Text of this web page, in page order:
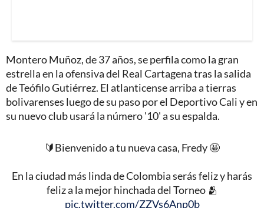
Montero Muñoz, de 37 años, se perfila como la gran
estrella en la ofensiva del Real Cartagena tras la salida
de Teófilo Gutiérrez. El atlanticense arriba a tierras
bolivarenses luego de su paso por el Deportivo Cali y en
su nuevo club usará la número '10' a su espalda.
🔰Bienvenido a tu nueva casa, Fredy 🤩
En la ciudad más linda de Colombia serás feliz y harás
feliz a la mejor hinchada del Torneo 🫂
pic.twitter.com/ZZVs6Anp0b